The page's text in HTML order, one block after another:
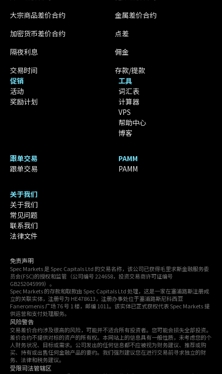
大宗商品差价合约
金属差价合约
加密货币差价合约
点差
隔夜利息
佣金
交易时间
存款/提款
促销
活动
奖励计划
工具
词汇表
计算器
VPS
帮助中心
博客
跟单交易
跟单交易
PAMM
PAMM
关于我们
关于我们
常见问题
联系我们
法律文件
免责声明
Spec Markets 是 Spec Capitals Ltd 的交易名称，该公司已获得毛里求斯金融服务委
员会(FSC)的授权和监管（公司编号 224658，投资交易商许可证编号
GB252045999）。
Spec Markets 的存款和取款由 Spec Capitals Ltd 处理，这是一家在塞浦路斯注册成
立的关联实体，注册号为 HE478613，注册办事处位于塞浦路斯尼科西亚
Faneromenis 广场 76 号 1 楼，邮编 1011。该实体已正式获权代表 Spec Markets 提
供运营和支付处理服务。
风险警告
交易差价合约涉及很高的风险，可能并不适合所有投资者。您可能会损失全部投资。
差价合约不提供对标的资产的所有权。本网站上的信息具有一般性质，未考虑您的个
人财务状况、目标或需求。公司发出的任何信息都不应被视为财务建议、推荐或购
买、持有或出售任何金融产品的要约。我们强烈建议您在进行交易前寻求独立的财
务、法律和税务建议。
受限司法管辖区